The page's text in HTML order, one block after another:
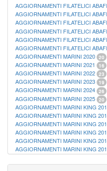
AGGIORNAMENTI FILATELICI
AGGIORNAMENTI FILATELICI
AGGIORNAMENTI FILATELICI
AGGIORNAMENTI FILATELICI
AGGIORNAMENTI FILATELICI
AGGIORNAMENTI FILATELICI
AGGIORNAMENTI MARINI 2020 20
AGGIORNAMENTI MARINI 2021 16
AGGIORNAMENTI MARINI 2022 23
AGGIORNAMENTI MARINI 2023 19
AGGIORNAMENTI MARINI 2024 26
AGGIORNAMENTI MARINI 2025 20
AGGIORNAMENTI MARINI KING
AGGIORNAMENTI MARINI KING
AGGIORNAMENTI MARINI KING
AGGIORNAMENTI MARINI KING
AGGIORNAMENTI MARINI KING
AGGIORNAMENTI MARINI KING
ALBUM PER CARTAMONETA 1